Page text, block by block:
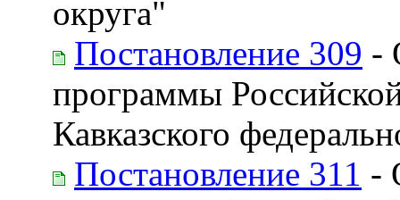
округа"
Постановление 309 -
программы
Кавказского
Постановление 311 -